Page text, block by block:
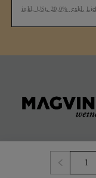
inkl. USt. 20.0% exkl.